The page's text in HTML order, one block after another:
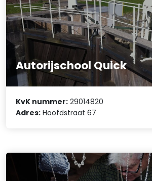
Autorijschool Quick
KvK nummer: 29014820
Adres: Hoofdstraat 67